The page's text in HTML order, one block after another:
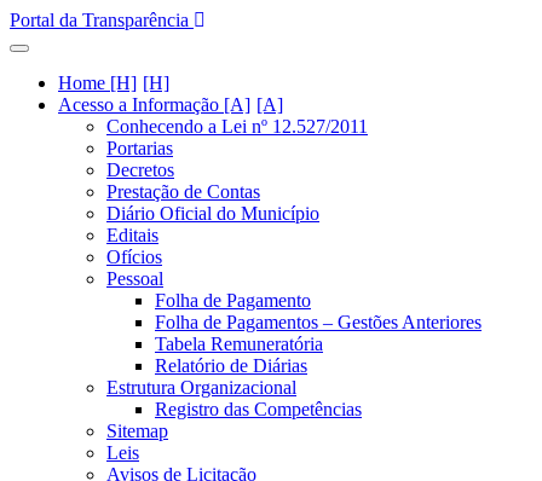
Portal da Transparência
Home [H]
Acesso a Informação [A]
Conhecendo a Lei nº 12.527/2011
Portarias
Decretos
Prestação de Contas
Diário Oficial do Município
Editais
Ofícios
Pessoal
Folha de Pagamento
Folha de Pagamentos – Gestões Anteriores
Tabela Remuneratória
Relatório de Diárias
Estrutura Organizacional
Registro das Competências
Sitemap
Leis
Avisos de Licitação